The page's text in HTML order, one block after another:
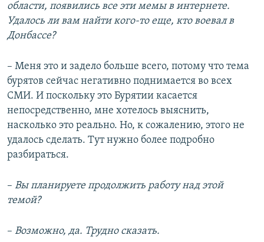
области, появились все эти мемы в интернете.
Удалось ли вам найти кого-то еще, кто воевал в
Донбассе?
– Меня это и задело больше всего, потому что тема
бурятов сейчас негативно поднимается во всех
СМИ. И поскольку это Бурятии касается
непосредственно, мне хотелось выяснить,
насколько это реально. Но, к сожалению, этого не
удалось сделать. Тут нужно более подробно
разбираться.
–​ Вы планируете продолжить работу над этой
темой?
–​ Возможно, да. Трудно сказать.